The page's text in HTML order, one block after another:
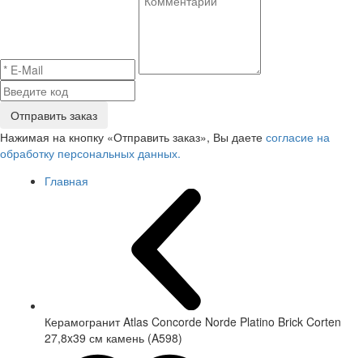
Отправить заказ
Нажимая на кнопку «Отправить заказ», Вы даете согласие на
обработку персональных данных.
Главная
Керамогранит Atlas Concorde Norde Platino Brick Corten
27,8x39 см камень (A598)